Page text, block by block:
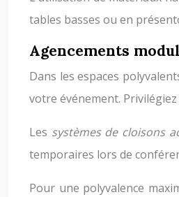
tables basses ou en
Agencements
Dans les espaces
votre événement.
Les systèmes de cloisons
temporaires lors de
Pour une polyvalence